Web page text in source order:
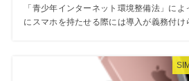
「青少年インターネット環境整備法」に
にスマホを持たせる際には導入が義務付け